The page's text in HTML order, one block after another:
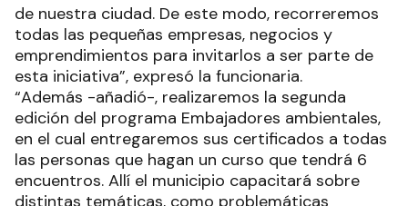
de nuestra ciudad. De este modo, recorreremos
todas las pequeñas empresas, negocios y
emprendimientos para invitarlos a ser parte de
esta iniciativa”, expresó la funcionaria.
“Además -añadió-, realizaremos la segunda
edición del programa Embajadores ambientales,
en el cual entregaremos sus certificados a todas
las personas que hagan un curso que tendrá 6
encuentros. Allí el municipio capacitará sobre
distintas temáticas, como problemáticas